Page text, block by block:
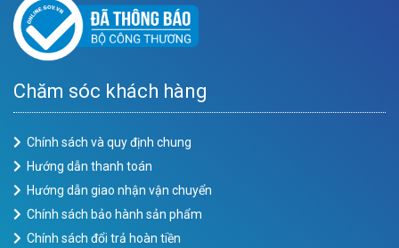
Chăm sóc khách hàng
Chính sách và quy định chung
Hướng dẫn thanh toán
Hướng dẫn giao nhận vận chuyển
Chính sách bảo hành sản phẩm
Chính sách đổi trả hoàn tiền